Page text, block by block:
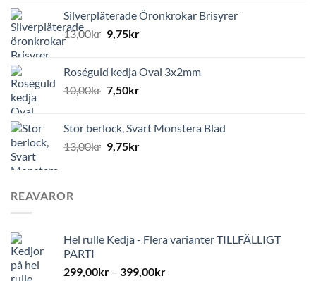
Silverpläterade Öronkrokar Brisyrer
13,00kr 9,75kr
Roséguld kedja Oval 3x2mm
10,00kr 7,50kr
Stor berlock, Svart Monstera Blad
13,00kr 9,75kr
REAVAROR
Hel rulle Kedja - Flera varianter TILLFÄLLIGT
PARTI
299,00kr – 399,00kr